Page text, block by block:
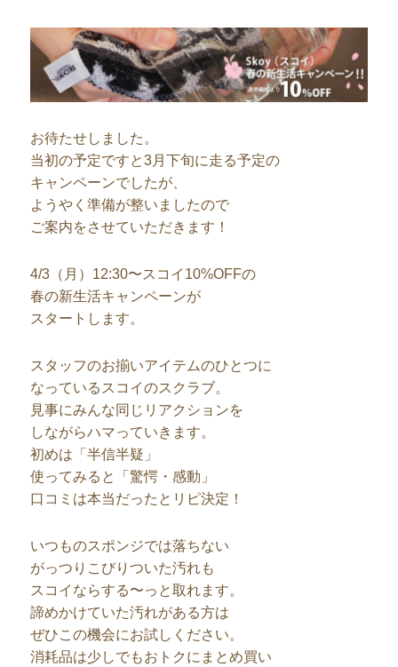
お待たせしました。
当初の予定ですと3月下旬に走る予定の
キャンペーンでしたが、
ようやく準備が整いましたので
ご案内をさせていただきます！
4/3（月）12:30〜スコイ10%OFFの
春の新生活キャンペーンが
スタートします。
スタッフのお揃いアイテムのひとつに
なっているスコイのスクラブ。
見事にみんな同じリアクションを
しながらハマっていきます。
初めは「半信半疑」
使ってみると「驚愕・感動」
口コミは本当だったとリピ決定！
いつものスポンジでは落ちない
がっつりこびりついた汚れも
スコイならする〜っと取れます。
諦めかけていた汚れがある方は
ぜひこの機会にお試しください。
消耗品は少しでもおトクにまとめ買い